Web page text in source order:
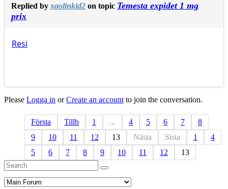
Replied by xaolinkid2 on topic Temesta expidet 1 mg
prix
Resi
Please Logga in orCreate an account to join the conversation.
Första Tillb 1 ... 4 5 6 7
8
9
10 11 12 13 Nästa Sista 1
4
5
6 7 8 9 10 11 12 13